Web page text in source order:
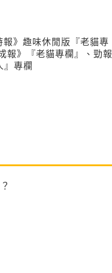
》趣味休閒版『老貓專
報》『老貓專欄』、勁報
』專欄